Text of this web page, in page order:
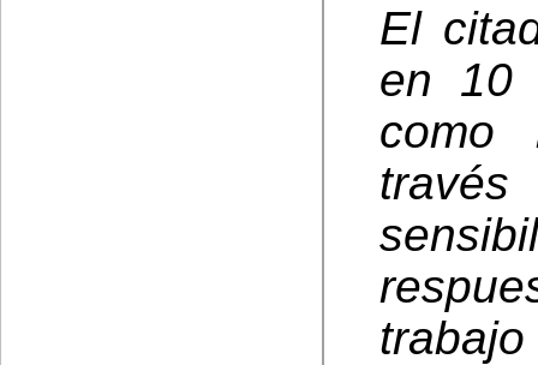
El
en 10
como